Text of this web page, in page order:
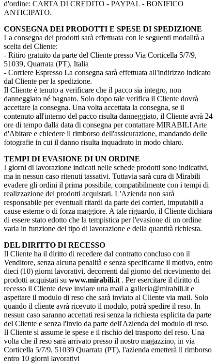
d'ordine: CARTA DI CREDITO - PAYPAL - BONIFICO
ANTICIPATO.
CONSEGNA DEI PRODOTTI E SPESE DI SPEDIZIONE
La consegna dei prodotti sarà effettuata con le seguenti modalità a
scelta del Cliente:
- Ritiro gratuito da parte del Cliente presso Via Corticella 5/7/9,
51039, Quarrata (PT), Italia
- Corriere Espresso La consegna sarà effettuata all'indirizzo indicato
dal Cliente per la spedizione.
Il Cliente è tenuto a verificare che il pacco sia integro, non
danneggiato né bagnato. Solo dopo tale verifica il Cliente dovrà
accettare la consegna. Una volta accettata la consegna, se il
contenuto all'interno del pacco risulta danneggiato, il Cliente avrà 24
ore di tempo dalla data di consegna per contattare MIRABILI Arte
d'Abitare e chiedere il rimborso dell'assicurazione, mandando delle
fotografie in cui il danno risulta inquadrato in modo chiaro.
TEMPI DI EVASIONE DI UN ORDINE
I giorni di lavorazione indicati nelle schede prodotti sono indicativi,
ma in nessun caso ritenuti tassativi. Tuttavia sarà cura di Mirabili
evadere gli ordini il prima possibile, compatibilmente con i tempi di
realizzazione dei prodotti acquistati. L'Azienda non sarà
responsabile per eventuali ritardi da parte dei corrieri, imputabili a
cause esterne o di forza maggiore. A tale riguardo, il Cliente dichiara
di essere stato edotto che la tempistica per l'evasione di un ordine
varia in funzione del tipo di lavorazione e della quantità richiesta.
DEL DIRITTO DI RECESSO
Il Cliente ha il diritto di recedere dal contratto concluso con il
Venditore, senza alcuna penalità e senza specificarne il motivo, entro
dieci (10) giorni lavorativi, decorrenti dal giorno del ricevimento dei
prodotti acquistati su www.mirabili.it . Per esercitare il diritto di
recesso il Cliente deve inviare una mail a galleria@mirabili.it e
aspettare il modulo di reso che sarà inviato al Cliente via mail. Solo
quando il cliente avrà ricevuto il modulo, potrà spedire il reso. In
nessun caso saranno accettati resi senza la richiesta esplicita da parte
del Cliente e senza l'invio da parte dell'Azienda del modulo di reso.
Il Cliente si assume le spese e il rischio del trasporto del reso. Una
volta che il reso sarà arrivato presso il nostro magazzino, in via
Corticella 5/7/9, 51039 Quarrata (PT), l'azienda emetterà il rimborso
entro 10 giorni lavorativi